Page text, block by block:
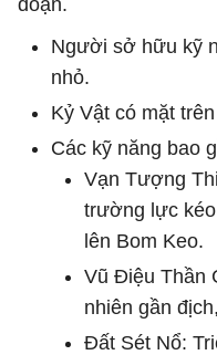
Người sở hữu kỹ
nhỏ.
Kỷ Vật có mặt
Các kỹ năng bao
Vạn Tượng
trường lực
lên Bom Keo.
Vũ Điệu Thần
nhiên gần
Đất Sét Nổ: